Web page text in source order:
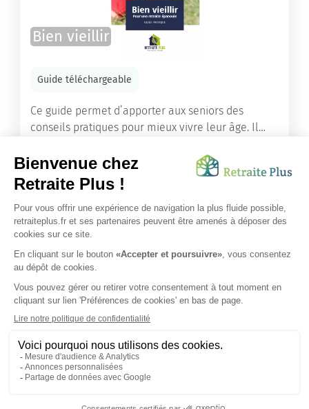
Bien vieillir
Guide téléchargeable
Ce guide permet d’apporter aux seniors des
conseils pratiques pour mieux vivre leur âge. Il
améliorer sa santé grâce à l’alimentation...
Lire l'article
Vous avez besoin d’une aide de nos équipes ?
Obtenir les tarifs & disponibilités
SUIVEZ-NOUS SUR :
Protection données personnelles